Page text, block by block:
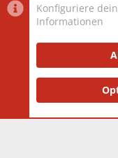
Community platform by
and add-ons by
Konfiguriere
Informationen